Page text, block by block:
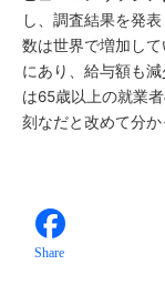
し、調査結果を発
数は世界で増加し
にあり、給与額も
は65歳以上の就業
刻なだと改めて分か
Share